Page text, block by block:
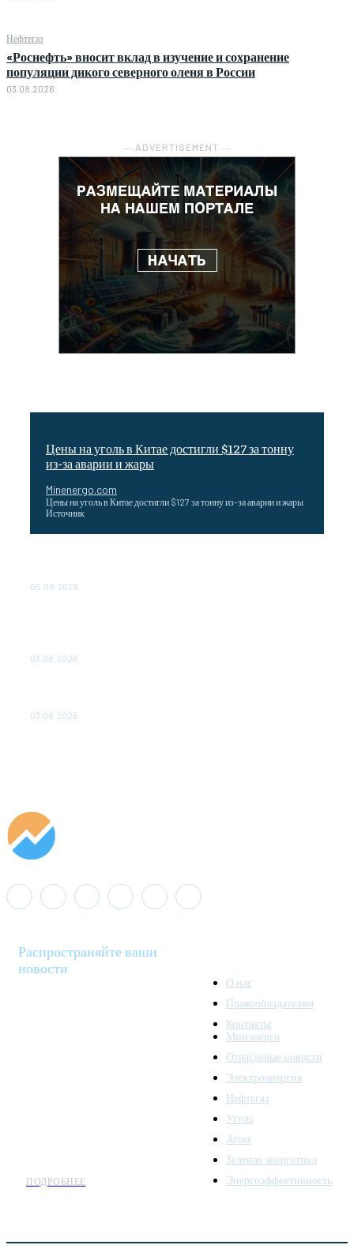
Нефтегаз
«Роснефть» вносит вклад в изучение и сохранение
популяции дикого северного оленя в России
03.08.2026
― ADVERTISEMENT ―
Цены на уголь в Китае достигли $127 за тонну
из-за аварии и жары
Minenergo.com
Цены на уголь в Китае достигли $127 за тонну из-за аварии и жары
Источник
05.08.2026
03.08.2026
03.08.2026
Распространяйте ваши
новости
ПОДРОБНЕЕ
О нас
Правообладателям
Контакты
Минэнерго
Отраслевые новости
Электроэнергия
Нефтегаз
Уголь
Атом
Зеленая энергетика
Энергоэффективность